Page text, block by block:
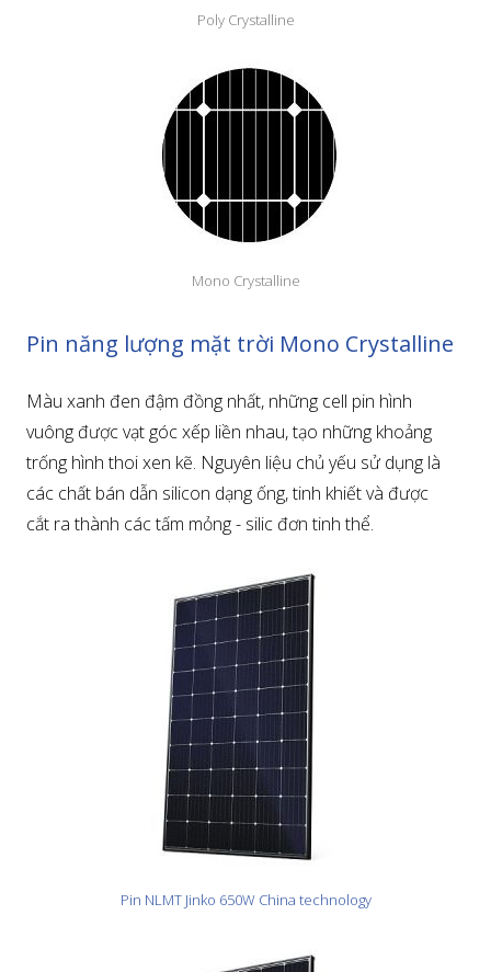
Poly Crystalline
Mono Crystalline
Pin năng lượng mặt trời Mono Crystalline
Màu xanh đen đậm đồng nhất, những cell pin hình
vuông được vạt góc xếp liền nhau, tạo những khoảng
trống hình thoi xen kẽ. Nguyên liệu chủ yếu sử dụng là
các chất bán dẫn silicon dạng ống, tinh khiết và được
cắt ra thành các tấm mỏng - silic đơn tinh thể.
Pin NLMT Jinko 650W China technology